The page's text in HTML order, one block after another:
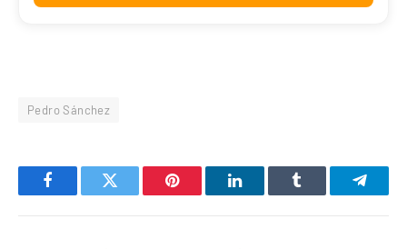
Pedro Sánchez
FacebookTwitter Pinterest LinkedInTumblr